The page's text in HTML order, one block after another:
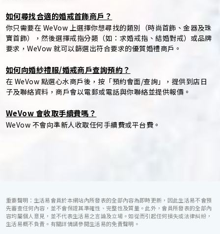
如何尋找合適的婚戒首飾商戶？
你只需要在 WeVow 上選擇你想尋找的類別（時尚首飾、金器及珠
寶首飾），然後選擇戒指分類（如：求婚戒指、結婚對戒）或品牌
要求，WeVow 就可以篩選出符合要求的優質婚禮商戶。
如何向婚紗禮服/婚戒商戶查詢預約？
在 WeVow 點選心水商戶後，按「預約會面/查詢」，提供到店日
子及聯絡資料，商戶會以電郵或電話與你聯絡並提供報價。
WeVow 會收取手續費嗎？
WeVow 不會向準新人收取任何手續費或平台費。
重要聲明：生活易會員於本網站內所發表的全部內容為即時更新，因此生活易不會預
先審查任何內容，並不會保證其準確性、完整性及質量。此外，會員所發表的全部內
容均屬個人意見，並不代表生活易之言論及立場。如從而引起任何損失或法律糾紛，
生活易概不負責。有關詳情請參閱生活易的免責聲明。